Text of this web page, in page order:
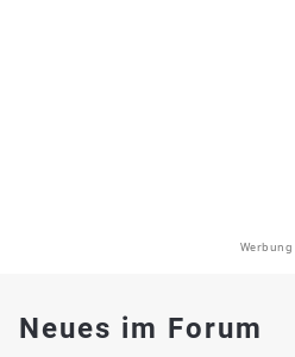
Werbung
Neues im Forum